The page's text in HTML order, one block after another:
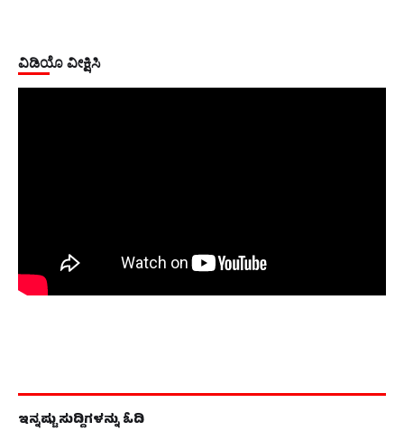
ವಿಡಿಯೊ ವೀಕ್ಷಿಸಿ
ಇನ್ನಷ್ಟು ಸುದ್ದಿಗಳನ್ನು ಓದಿ